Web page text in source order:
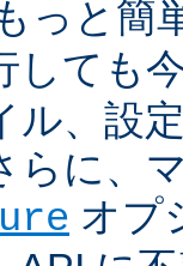
っと簡
しても
ル、設
らに、
オプ